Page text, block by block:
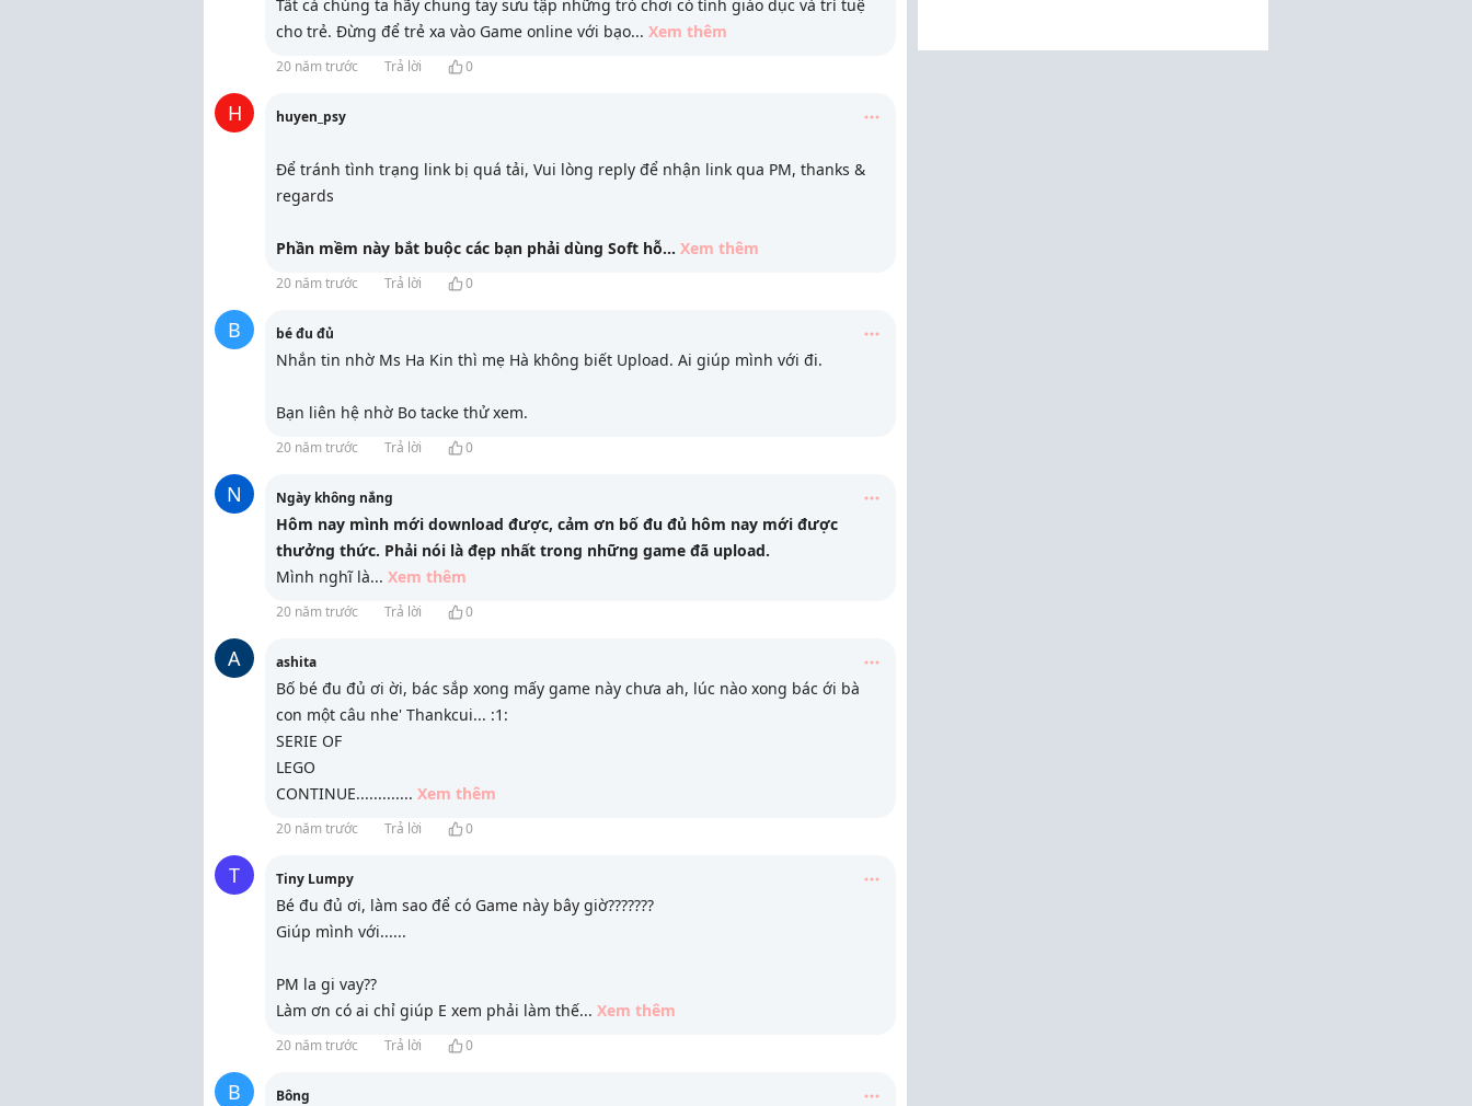
Tất cả chúng ta hãy chung tay sưu tập những trò chơi có tính giáo dục và trí tuệ
cho trẻ. Đừng để trẻ xa vào Game online với bạo... Xem thêm
20 năm trước Trả lời 0
H huyen_psy
Để tránh tình trạng link bị quá tải, Vui lòng reply để nhận link qua PM, thanks &
regards
Phần mềm này bắt buộc các bạn phải dùng Soft hỗ... Xem thêm
20 năm trước Trả lời 0
B bé đu đủ
Nhắn tin nhờ Ms Ha Kin thì mẹ Hà không biết Upload. Ai giúp mình với đi.
Bạn liên hệ nhờ Bo tacke thử xem.
20 năm trước Trả lời 0
N Ngày không nắng
Hôm nay mình mới download được, cảm ơn bố đu đủ hôm nay mới được
thưởng thức. Phải nói là đẹp nhất trong những game đã upload.
Mình nghĩ là... Xem thêm
20 năm trước Trả lời 0
A ashita
Bố bé đu đủ ơi ời, bác sắp xong mấy game này chưa ah, lúc nào xong bác ới bà
con một câu nhe' Thankcui... :1:
SERIE OF
LEGO
CONTINUE............. Xem thêm
20 năm trước Trả lời 0
T Tiny Lumpy
Bé đu đủ ơi, làm sao để có Game này bây giờ???????
Giúp mình với......
PM la gi vay??
Làm ơn có ai chỉ giúp E xem phải làm thế... Xem thêm
20 năm trước Trả lời 0
B Bông